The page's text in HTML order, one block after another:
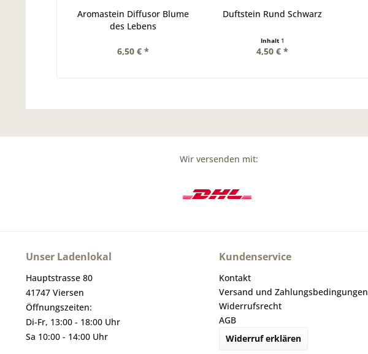
Aromastein Diffusor Blume
des Lebens
6,50 € *
Duftstein Rund Schwarz
Inhalt 1
4,50 € *
Wir versenden mit:
Unser Ladenlokal
Hauptstrasse 80
41747 Viersen
Öffnungszeiten:
Di-Fr, 13:00 - 18:00 Uhr
Sa 10:00 - 14:00 Uhr
Kundenservice
Kontakt
Versand und Zahlungsbedingungen
Widerrufsrecht
AGB
Widerruf erklären